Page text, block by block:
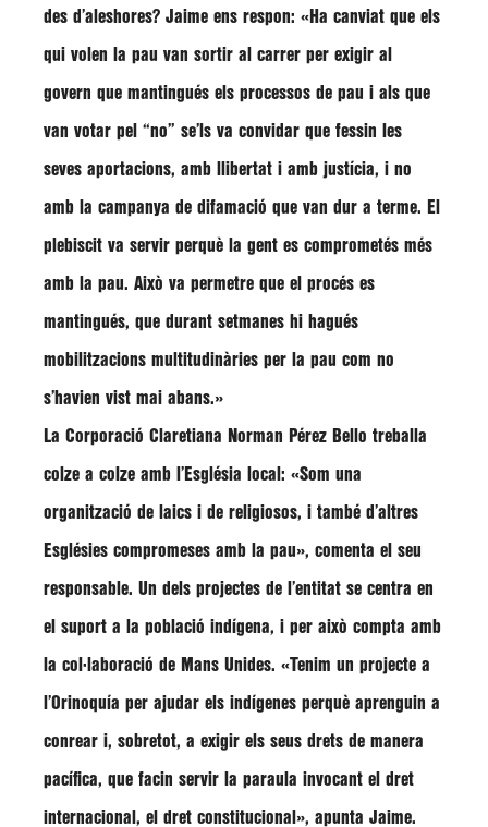
des d’aleshores? Jaime ens respon: «Ha canviat que els
qui volen la pau van sortir al carrer per exigir al
govern que mantingués els processos de pau i als que
van votar pel “no” se’ls va convidar que fessin les
seves aportacions, amb llibertat i amb justícia, i no
amb la campanya de difamació que van dur a terme. El
plebiscit va servir perquè la gent es comprometés més
amb la pau. Això va permetre que el procés es
mantingués, que durant setmanes hi hagués
mobilitzacions multitudinàries per la pau com no
s’havien vist mai abans.»
La Corporació Claretiana Norman Pérez Bello treballa
colze a colze amb l’Església local: «Som una
organització de laics i de religiosos, i també d’altres
Esglésies compromeses amb la pau», comenta el seu
responsable. Un dels projectes de l’entitat se centra en
el suport a la població indígena, i per això compta amb
la col·laboració de Mans Unides. «Tenim un projecte a
l’Orinoquía per ajudar els indígenes perquè aprenguin a
conrear i, sobretot, a exigir els seus drets de manera
pacífica, que facin servir la paraula invocant el dret
internacional, el dret constitucional», apunta Jaime.